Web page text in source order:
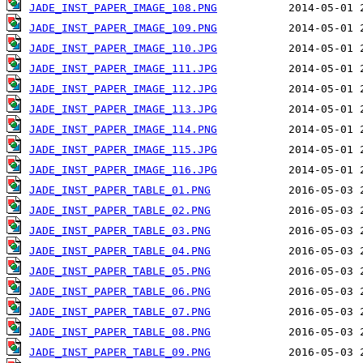
JADE_INST_PAPER_IMAGE_108.PNG
JADE_INST_PAPER_IMAGE_109.PNG
JADE_INST_PAPER_IMAGE_110.JPG
JADE_INST_PAPER_IMAGE_111.JPG
JADE_INST_PAPER_IMAGE_112.JPG
JADE_INST_PAPER_IMAGE_113.JPG
JADE_INST_PAPER_IMAGE_114.PNG
JADE_INST_PAPER_IMAGE_115.JPG
JADE_INST_PAPER_IMAGE_116.JPG
JADE_INST_PAPER_TABLE_01.PNG
JADE_INST_PAPER_TABLE_02.PNG
JADE_INST_PAPER_TABLE_03.PNG
JADE_INST_PAPER_TABLE_04.PNG
JADE_INST_PAPER_TABLE_05.PNG
JADE_INST_PAPER_TABLE_06.PNG
JADE_INST_PAPER_TABLE_07.PNG
JADE_INST_PAPER_TABLE_08.PNG
JADE_INST_PAPER_TABLE_09.PNG